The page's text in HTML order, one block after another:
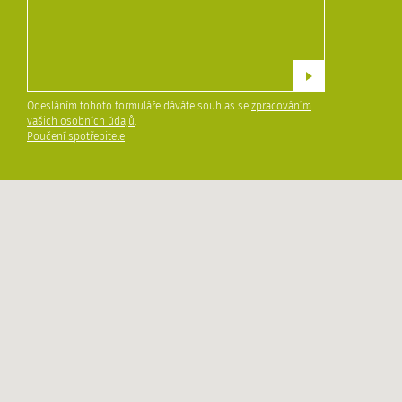
Odesláním tohoto formuláře dáváte souhlas se zpracováním
vašich osobních údajů.
Poučení spotřebitele